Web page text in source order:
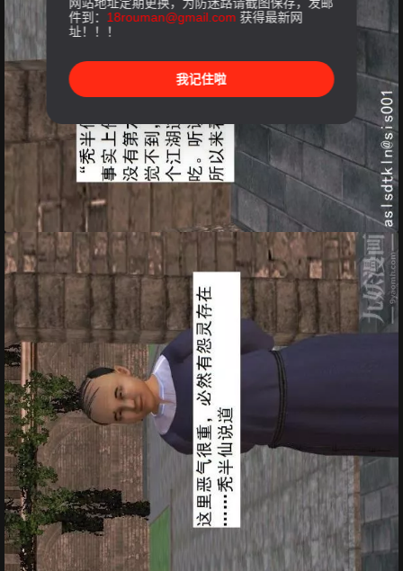
件到： 18rouman@gmail.com 获得最新网
址！！！
我记住啦